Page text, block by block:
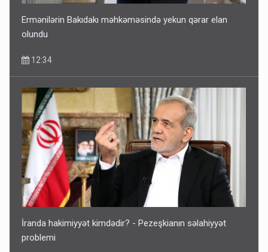
Ermənilərin Bakıdakı məhkəməsində yekun qərar elan
olundu
12:34
İranda hakimiyyət kimdədir? - Pezeşkianın səlahiyyət
problemi